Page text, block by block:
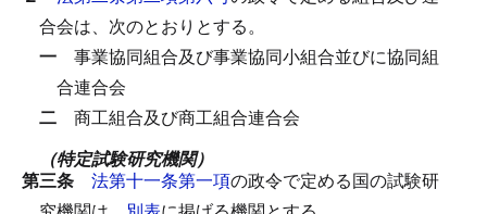
合会は、次のとおりとする。
一 事業協同組合及び事業協同小組合並びに協同組
合連合会
二 商工組合及び商工組合連合会
（特定試験研究機関）
第三条 法第十一条第一項の政令で定める国の試験研